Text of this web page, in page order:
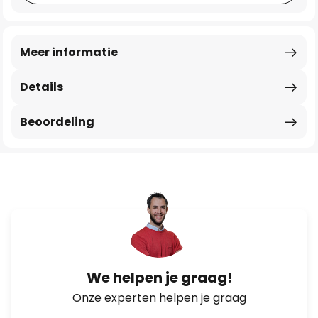
Details
Meer informatie
Beoordeling
We helpen je graag!
Onze experten helpen je graag